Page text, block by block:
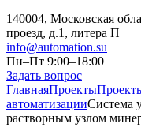
140004, Московская
проезд, д.1, литера П
info@automation.su
Пн–Пт 9:00–18:00
Задать вопрос
ГлавнаяПроекты
автоматизацииСистема
растворным узлом